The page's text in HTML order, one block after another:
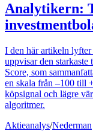
Analytikern:
I den här artikeln
uppvisar den
Score, som
en skala från –100 till
köpsignal och lägre
algoritmer.
Aktieanalys/Nederman